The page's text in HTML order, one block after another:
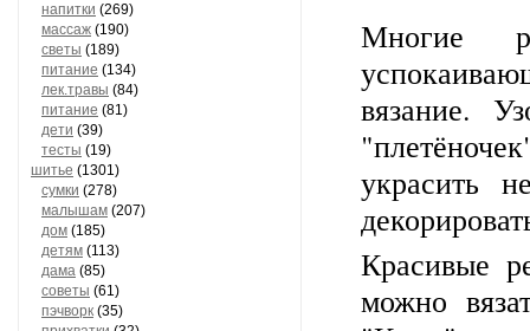
напитки (269)
массаж (190)
светы (189)
питание (134)
лек.травы (84)
питание (81)
дети (39)
тесты (19)
шитье (1301)
сумки (278)
малышам (207)
дом (185)
детям (113)
дама (85)
советы (61)
пэчворк (35)
Многие
вязание.
украсить
Красивые
можно